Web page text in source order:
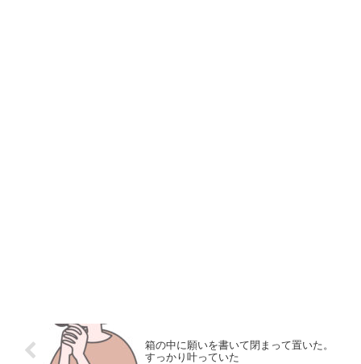
箱の中に願いを書いて閉まって置いた。
すっかり叶っていた